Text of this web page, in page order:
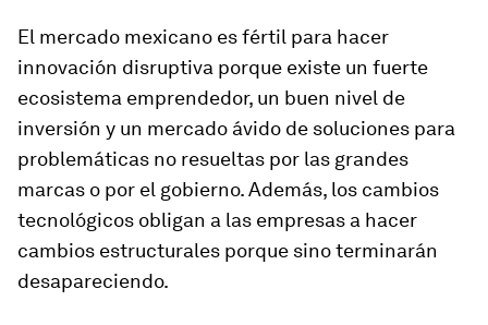
El mercado mexicano es fértil para hacer
innovación disruptiva porque existe un fuerte
ecosistema emprendedor, un buen nivel de
inversión y un mercado ávido de soluciones para
problemáticas no resueltas por las grandes
marcas o por el gobierno. Además, los cambios
tecnológicos obligan a las empresas a hacer
cambios estructurales porque sino terminarán
desapareciendo.